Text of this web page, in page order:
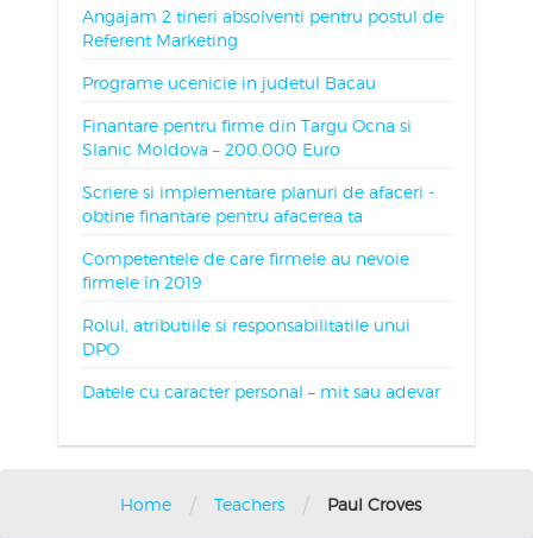
Angajam 2 tineri absolventi pentru postul de
Referent Marketing
Programe ucenicie in judetul Bacau
Finantare pentru firme din Targu Ocna si
Slanic Moldova – 200.000 Euro
Scriere si implementare planuri de afaceri -
obtine finantare pentru afacerea ta
Competentele de care firmele au nevoie
firmele în 2019
Rolul, atributiile si responsabilitatile unui
DPO
Datele cu caracter personal – mit sau adevar
Home / Teachers / Paul Croves